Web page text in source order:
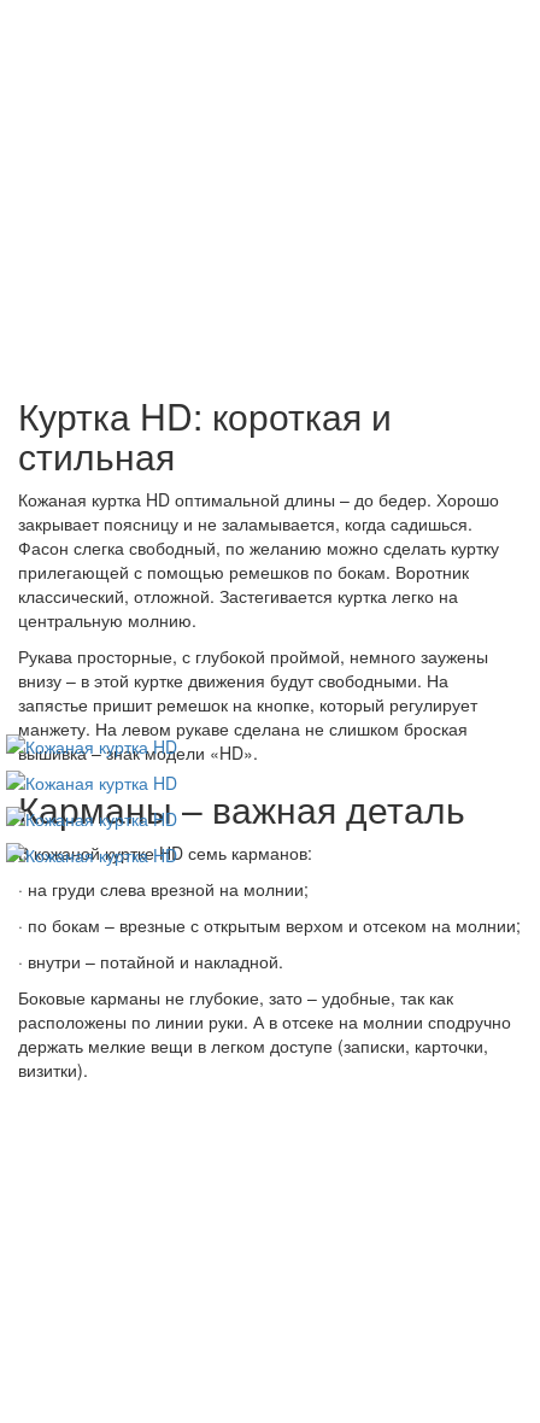
Куртка HD: короткая и
стильная
Кожаная куртка HD оптимальной длины – до бедер. Хорошо
закрывает поясницу и не заламывается, когда садишься.
Фасон слегка свободный, по желанию можно сделать куртку
прилегающей с помощью ремешков по бокам. Воротник
классический, отложной. Застегивается куртка легко на
центральную молнию.
Рукава просторные, с глубокой проймой, немного заужены
внизу – в этой куртке движения будут свободными. На
запястье пришит ремешок на кнопке, который регулирует
манжету. На левом рукаве сделана не слишком броская
вышивка – знак модели «HD».
Карманы – важная деталь
В кожаной куртке HD семь карманов:
· на груди слева врезной на молнии;
· по бокам – врезные с открытым верхом и отсеком на молнии;
· внутри – потайной и накладной.
Боковые карманы не глубокие, зато – удобные, так как
расположены по линии руки. А в отсеке на молнии сподручно
держать мелкие вещи в легком доступе (записки, карточки,
визитки).